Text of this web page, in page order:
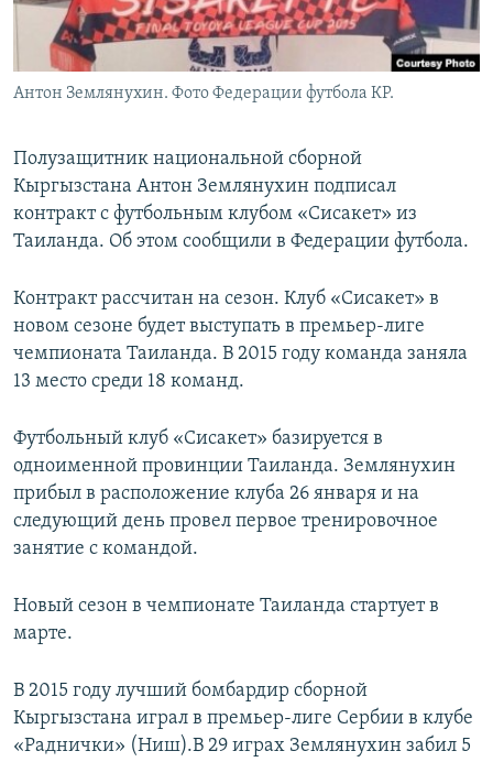
Антон Землянухин. Фото Федерации футбола КР.
Полузащитник национальной сборной
Кыргызстана Антон Землянухин подписал
контракт с футбольным клубом «Сисакет» из
Таиланда. Об этом сообщили в Федерации футбола.
Контракт рассчитан на сезон. Клуб «Сисакет» в
новом сезоне будет выступать в премьер-лиге
чемпионата Таиланда. В 2015 году команда заняла
13 место среди 18 команд.
Футбольный клуб «Сисакет» базируется в
одноименной провинции Таиланда. Землянухин
прибыл в расположение клуба 26 января и на
следующий день провел первое тренировочное
занятие с командой.
Новый сезон в чемпионате Таиланда стартует в
марте.
В 2015 году лучший бомбардир сборной
Кыргызстана играл в премьер-лиге Сербии в клубе
«Раднички» (Ниш).В 29 играх Землянухин забил 5